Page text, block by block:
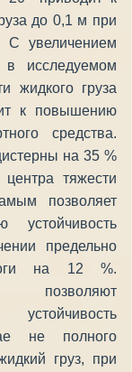
до 0,1 м при
С увеличением
в исследуемом
жидкого груза
к повышению
средства.
на 35 %
тяжести
позволяет
устойчивость
предельно
на 12 %.
позволяют
не полного
груз, при